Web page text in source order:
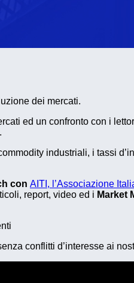
dei mercati.
ed un confronto con i
industriali, i tassi
con AITI, l’Associazione
report, video ed i Market
conflitti d’interesse ai